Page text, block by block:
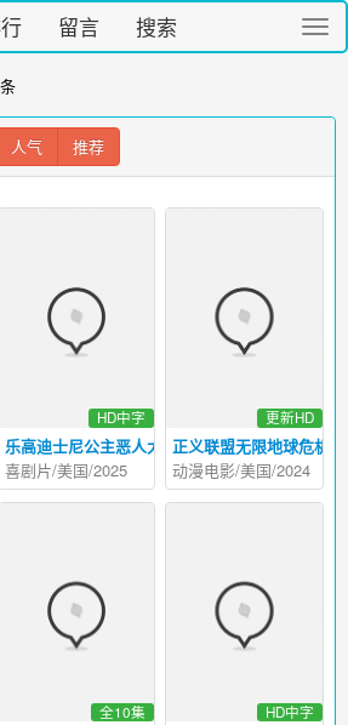
切
换
留言 搜索
条
人气 推荐
乐高迪士尼公主恶人大集合
HD中字
喜剧片/美国/2025
正义联盟无限地球危机
更新HD
动漫电影/美国/2024
全10集 HD中字